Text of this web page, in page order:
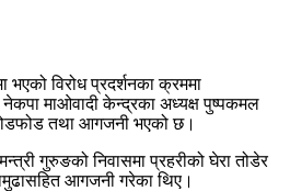
विरोध प्रदर्शनका क्रममा
नेकपा माओवादी केन्द्रका अध्यक्ष पुष्पकमल
तथा आगजनी भएको छ।
गुरुङको निवासमा प्रहरीको घेरा तोडेर
आगजनी गरेका थिए।